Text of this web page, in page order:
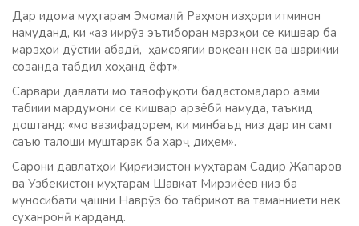
Дар идома муҳтарам Эмомалӣ Раҳмон изҳори итминон
намуданд, ки «аз имрӯз эътиборан марзҳои се кишвар ба
марзҳои дӯстии абадӣ, ҳамсоягии воқеан нек ва шарикии
созанда табдил хоҳанд ёфт».
Сарвари давлати мо тавофуқоти бадастомадаро азми
табиии мардумони се кишвар арзёбӣ намуда, таъкид
доштанд: «мо вазифадорем, ки минбаъд низ дар ин самт
саъю талоши муштарак ба харҷ диҳем».
Сарони давлатҳои Қирғизистон муҳтарам Садир Жапаров
ва Узбекистон муҳтарам Шавкат Мирзиёев низ ба
муносибати ҷашни Наврӯз бо табрикот ва таманниёти нек
суханронӣ карданд.